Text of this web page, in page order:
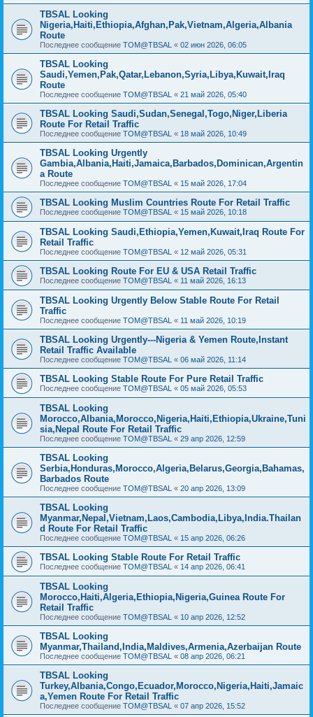
TBSAL Looking
Nigeria,Haiti,Ethiopia,Afghan,Pak,Vietnam,Algeria,Albania
Route
Последнее сообщение TOM@TBSAL « 02 июн 2026, 06:05
TBSAL Looking
Saudi,Yemen,Pak,Qatar,Lebanon,Syria,Libya,Kuwait,Iraq
Route
Последнее сообщение TOM@TBSAL « 21 май 2026, 05:40
TBSAL Looking Saudi,Sudan,Senegal,Togo,Niger,Liberia
Route For Retail Traffic
Последнее сообщение TOM@TBSAL « 18 май 2026, 10:49
TBSAL Looking Urgently
Gambia,Albania,Haiti,Jamaica,Barbados,Dominican,Argentin
a Route
Последнее сообщение TOM@TBSAL « 15 май 2026, 17:04
TBSAL Looking Muslim Countries Route For Retail Traffic
Последнее сообщение TOM@TBSAL « 15 май 2026, 10:18
TBSAL Looking Saudi,Ethiopia,Yemen,Kuwait,Iraq Route For
Retail Traffic
Последнее сообщение TOM@TBSAL « 12 май 2026, 05:31
TBSAL Looking Route For EU & USA Retail Traffic
Последнее сообщение TOM@TBSAL « 11 май 2026, 16:13
TBSAL Looking Urgently Below Stable Route For Retail
Traffic
Последнее сообщение TOM@TBSAL « 11 май 2026, 10:19
TBSAL Looking Urgently---Nigeria & Yemen Route,Instant
Retail Traffic Available
Последнее сообщение TOM@TBSAL « 06 май 2026, 11:14
TBSAL Looking Stable Route For Pure Retail Traffic
Последнее сообщение TOM@TBSAL « 05 май 2026, 05:53
TBSAL Looking
Morocco,Albania,Morocco,Nigeria,Haiti,Ethiopia,Ukraine,Tuni
sia,Nepal Route For Retail Traffic
Последнее сообщение TOM@TBSAL « 29 апр 2026, 12:59
TBSAL Looking
Serbia,Honduras,Morocco,Algeria,Belarus,Georgia,Bahamas,
Barbados Route
Последнее сообщение TOM@TBSAL « 20 апр 2026, 13:09
TBSAL Looking
Myanmar,Nepal,Vietnam,Laos,Cambodia,Libya,India.Thailan
d Route For Retail Traffic
Последнее сообщение TOM@TBSAL « 15 апр 2026, 06:26
TBSAL Looking Stable Route For Retail Traffic
Последнее сообщение TOM@TBSAL « 14 апр 2026, 06:41
TBSAL Looking
Morocco,Haiti,Algeria,Ethiopia,Nigeria,Guinea Route For
Retail Traffic
Последнее сообщение TOM@TBSAL « 10 апр 2026, 12:52
TBSAL Looking
Myanmar,Thailand,India,Maldives,Armenia,Azerbaijan Route
Последнее сообщение TOM@TBSAL « 08 апр 2026, 06:21
TBSAL Looking
Turkey,Albania,Congo,Ecuador,Morocco,Nigeria,Haiti,Jamaic
a,Yemen Route For Retail Traffic
Последнее сообщение TOM@TBSAL « 07 апр 2026, 15:52